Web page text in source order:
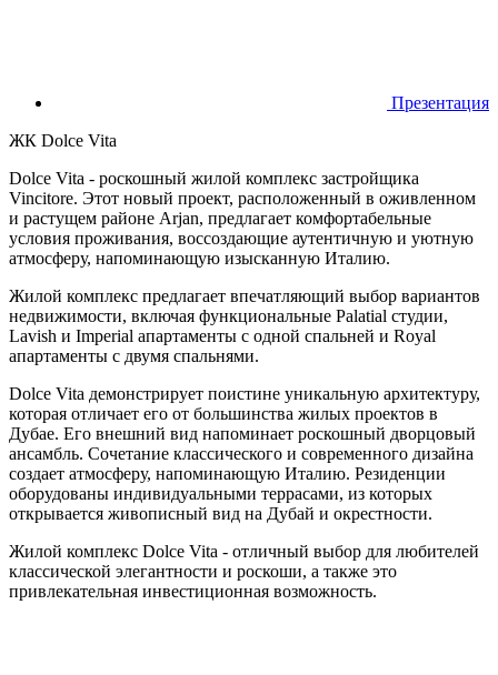
Презентация
ЖК Dolce Vita
Dolce Vita - роскошный жилой комплекс застройщика
Vincitore. Этот новый проект, расположенный в оживленном
и растущем районе Arjan, предлагает комфортабельные
условия проживания, воссоздающие аутентичную и уютную
атмосферу, напоминающую изысканную Италию.
Жилой комплекс предлагает впечатляющий выбор вариантов
недвижимости, включая функциональные Palatial студии,
Lavish и Imperial апартаменты с одной спальней и Royal
апартаменты с двумя спальнями.
Dolce Vita демонстрирует поистине уникальную архитектуру,
которая отличает его от большинства жилых проектов в
Дубае. Его внешний вид напоминает роскошный дворцовый
ансамбль. Сочетание классического и современного дизайна
создает атмосферу, напоминающую Италию. Резиденции
оборудованы индивидуальными террасами, из которых
открывается живописный вид на Дубай и окрестности.
Жилой комплекс Dolce Vita - отличный выбор для любителей
классической элегантности и роскоши, а также это
привлекательная инвестиционная возможность.